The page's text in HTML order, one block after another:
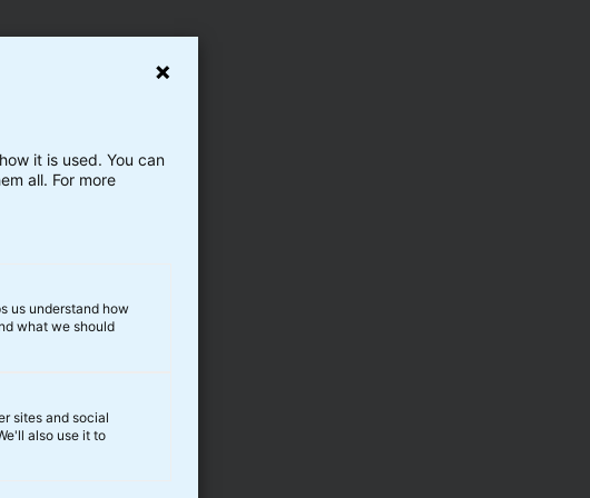
it is used. You can
all. For more
us understand how
what we should
sites and social
also use it to